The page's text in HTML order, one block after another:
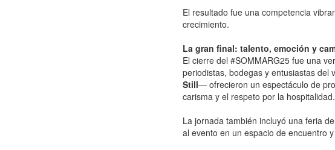
El resultado fue una competencia
crecimiento.
La gran final: talento, emoción y
El cierre del #SOMMARG25 fue una
periodistas, bodegas y entusiastas del
Still— ofrecieron un espectáculo de
carisma y el respeto por la hospitalidad.
La jornada también incluyó una feria
al evento en un espacio de encuentro